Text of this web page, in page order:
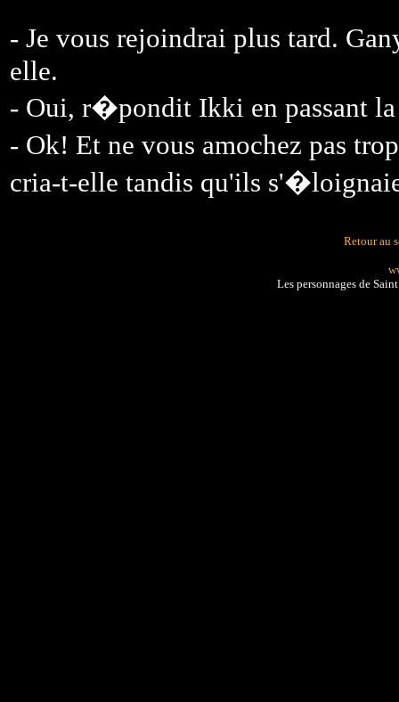
- Je vous rejoindrai plus tard.
elle.
- Oui, r�pondit Ikki en passant
- Ok! Et ne vous amochez pas
cria-t-elle tandis qu'ils
Retour au
Les personnages de